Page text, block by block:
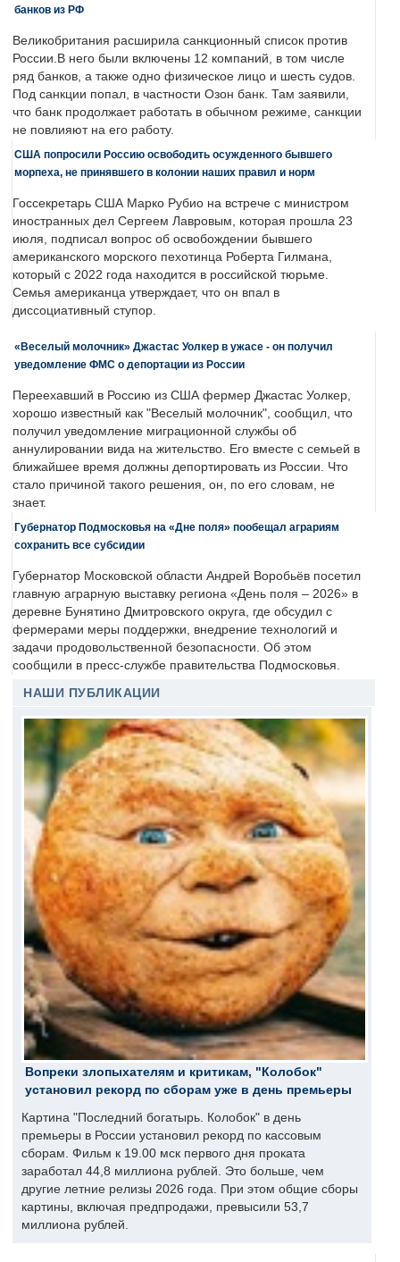
банков из РФ
Великобритания расширила санкционный список против
России.В него были включены 12 компаний, в том числе
ряд банков, а также одно физическое лицо и шесть судов.
Под санкции попал, в частности Озон банк. Там заявили,
что банк продолжает работать в обычном режиме, санкции
не повлияют на его работу.
США попросили Россию освободить осужденного бывшего
морпеха, не принявшего в колонии наших правил и норм
Госсекретарь США Марко Рубио на встрече с министром
иностранных дел Сергеем Лавровым, которая прошла 23
июля, подписал вопрос об освобождении бывшего
американского морского пехотинца Роберта Гилмана,
который с 2022 года находится в российской тюрьме.
Семья американца утверждает, что он впал в
диссоциативный ступор.
«Веселый молочник» Джастас Уолкер в ужасе - он получил
уведомление ФМС о депортации из России
Переехавший в Россию из США фермер Джастас Уолкер,
хорошо известный как "Веселый молочник", сообщил, что
получил уведомление миграционной службы об
аннулировании вида на жительство. Его вместе с семьей в
ближайшее время должны депортировать из России. Что
стало причиной такого решения, он, по его словам, не
знает.
Губернатор Подмосковья на «Дне поля» пообещал аграриям
сохранить все субсидии
Губернатор Московской области Андрей Воробьёв посетил
главную аграрную выставку региона «День поля – 2026» в
деревне Бунятино Дмитровского округа, где обсудил с
фермерами меры поддержки, внедрение технологий и
задачи продовольственной безопасности. Об этом
сообщили в пресс-службе правительства Подмосковья.
НАШИ ПУБЛИКАЦИИ
Вопреки злопыхателям и критикам, "Колобок"
установил рекорд по сборам уже в день премьеры
Картина "Последний богатырь. Колобок" в день
премьеры в России установил рекорд по кассовым
сборам. Фильм к 19.00 мск первого дня проката
заработал 44,8 миллиона рублей. Это больше, чем
другие летние релизы 2026 года. При этом общие сборы
картины, включая предпродажи, превысили 53,7
миллиона рублей.